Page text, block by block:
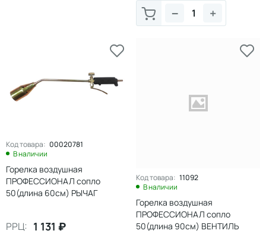
+
−
Код товара: 00020781
В наличии
Горелка воздушная
ПРОФЕССИОНАЛ сопло
50(длина 60см) РЫЧАГ
РРЦ: 1 131 ₽
Код товара: 11092
В наличии
Горелка воздушная
ПРОФЕССИОНАЛ сопло
50(длина 90см) ВЕНТИЛЬ